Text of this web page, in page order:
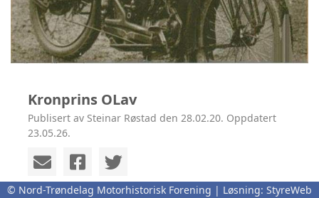
Kronprins OLav
Publisert av Steinar Røstad den 28.02.20. Oppdatert
23.05.26.
© Nord-Trøndelag Motorhistorisk Forening | Løsning: StyreWeb